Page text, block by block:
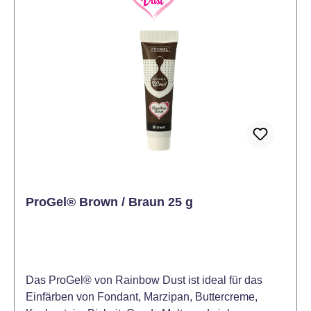
Tinte im Stift ist auf wasserbasis und deshalb nicht
zum Zeichnen auf Chocolade und Candy Melts
essbare Lebensmitteltinte
ProGel® Brown / Braun 25 g
Das ProGel® von Rainbow Dust ist ideal für das
Einfärben von Fondant, Marzipan, Buttercreme,